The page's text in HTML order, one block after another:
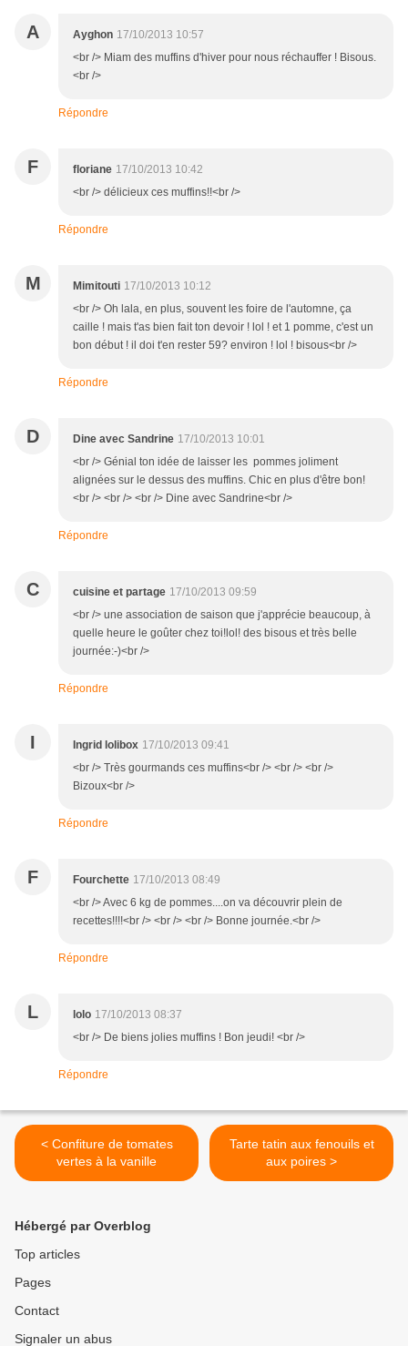
A Ayghon 17/10/2013 10:57
<br /> Miam des muffins d'hiver pour nous réchauffer ! Bisous.
<br />
Répondre
F floriane 17/10/2013 10:42
<br /> délicieux ces muffins!!<br />
Répondre
M Mimitouti 17/10/2013 10:12
<br /> Oh lala, en plus, souvent les foire de l'automne, ça
caille ! mais t'as bien fait ton devoir ! lol ! et 1 pomme, c'est un
bon début ! il doi t'en rester 59? environ ! lol ! bisous<br />
Répondre
D Dine avec Sandrine 17/10/2013 10:01
<br /> Génial ton idée de laisser les pommes joliment
alignées sur le dessus des muffins. Chic en plus d'être bon!
<br /> <br /> <br /> Dine avec Sandrine<br />
Répondre
C cuisine et partage 17/10/2013 09:59
<br /> une association de saison que j'apprécie beaucoup, à
quelle heure le goûter chez toi!lol! des bisous et très belle
journée:-)<br />
Répondre
I Ingrid lolibox 17/10/2013 09:41
<br /> Très gourmands ces muffins<br /> <br /> <br />
Bizoux<br />
Répondre
F Fourchette 17/10/2013 08:49
<br /> Avec 6 kg de pommes....on va découvrir plein de
recettes!!!!<br /> <br /> <br /> Bonne journée.<br />
Répondre
L lolo 17/10/2013 08:37
<br /> De biens jolies muffins ! Bon jeudi! <br />
Répondre
< Confiture de tomates
vertes à la vanille
Tarte tatin aux fenouils et
aux poires >
Hébergé par Overblog
Top articles
Pages
Contact
Signaler un abus